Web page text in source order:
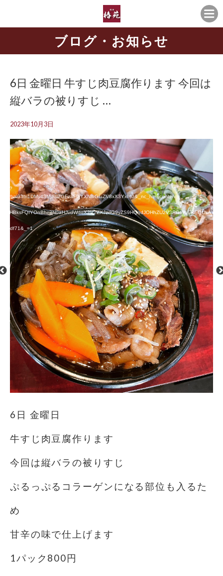
ブログ・お知らせ
6日 金曜日 牛すじ肉豆腐作ります 今回は
縦バラの被りすじ …
2023年10月3日
6日 金曜日
牛すじ肉豆腐作ります
今回は縦バラの被りすじ
ぷるっぷるコラーゲンになる部位も入るた
め
甘辛の味で仕上げます
1パック800円